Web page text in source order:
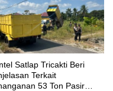
Satlap Tricakti Beri
Terkait
53 Ton Pasir